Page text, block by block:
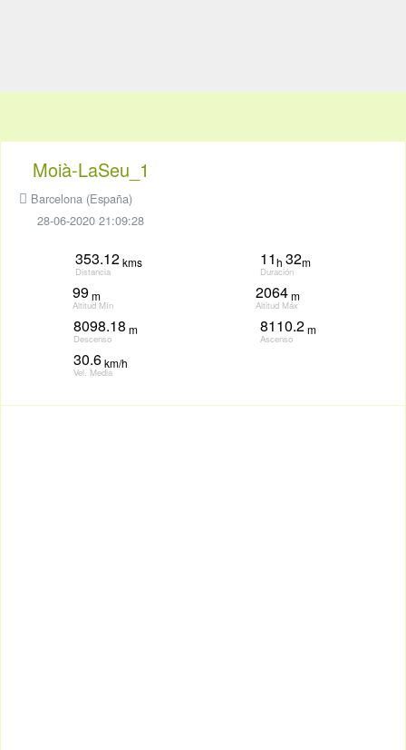
Moià-LaSeu_1
Barcelona (España)
28-06-2020 21:09:28
353.12kms
Distancia
11h 32m
Duración
99m
Altitud Mín
2064m
Altitud Máx
8098.18 m
Descenso
8110.2m
Ascenso
30.6km/h
Vel. Media